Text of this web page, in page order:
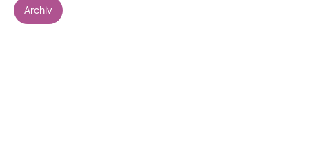
Archiv